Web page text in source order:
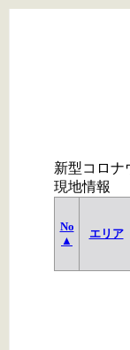
新型コロナ
現地情報
No
▲
エリア